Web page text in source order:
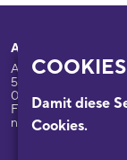
COOKIES
Damit diese
Cookies.
Adresse
Appellhofplatz 23-25
50667 Köln
0221/221-26332
Führungen: 0221/
nsdok@stadt-koeln.de